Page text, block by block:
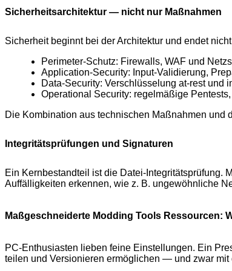
Sicherheitsarchitektur — nicht nur Maßnahmen
Sicherheit beginnt bei der Architektur und endet
Perimeter-Schutz: Firewalls, WAF und
Application-Security: Input-Validierung,
Data-Security: Verschlüsselung at-rest und
Operational Security: regelmäßige
Die Kombination aus technischen Maßnahmen
Integritätsprüfungen und Signaturen
Ein Kernbestandteil ist die Datei-Integritätsprüfung.
Auffälligkeiten erkennen, wie z. B. ungewöhnliche
Maßgeschneiderte Modding Tools Ressourcen:
PC-Enthusiasten lieben feine Einstellungen. Ein
teilen und Versionieren ermöglichen — und zwar